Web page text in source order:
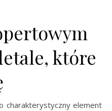
które
charakterystyczny element